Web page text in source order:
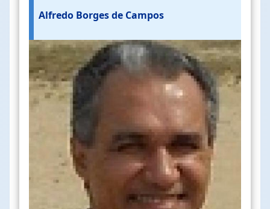
Alfredo Borges de Campos